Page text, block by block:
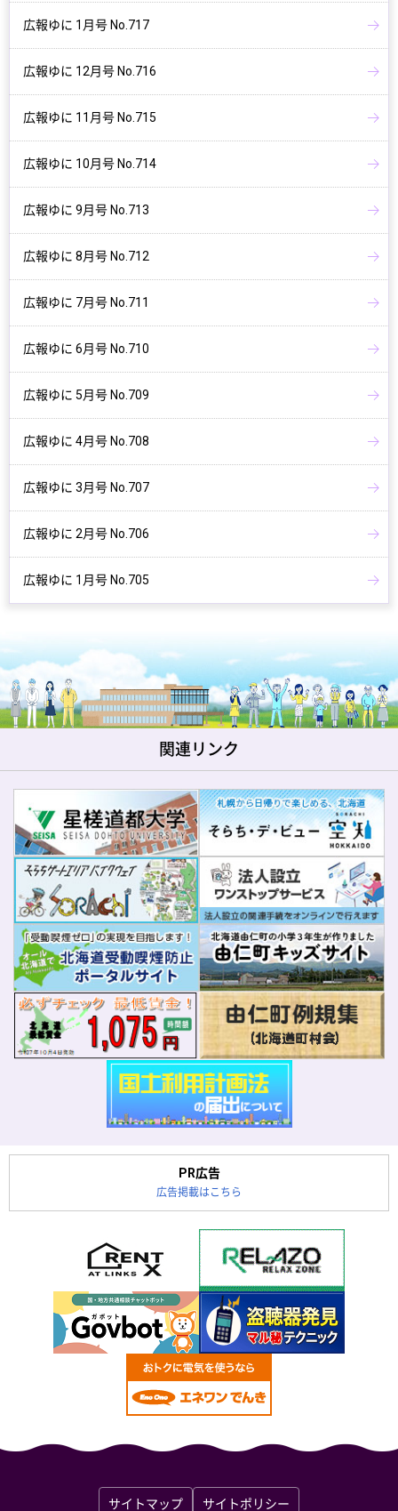
広報ゆに 1月号 No.717
広報ゆに 12月号 No.716
広報ゆに 11月号 No.715
広報ゆに 10月号 No.714
広報ゆに 9月号 No.713
広報ゆに 8月号 No.712
広報ゆに 7月号 No.711
広報ゆに 6月号 No.710
広報ゆに 5月号 No.709
広報ゆに 4月号 No.708
広報ゆに 3月号 No.707
広報ゆに 2月号 No.706
広報ゆに 1月号 No.705
関連リンク
PR広告
広告掲載はこちら
サイトマップ サイトポリシー